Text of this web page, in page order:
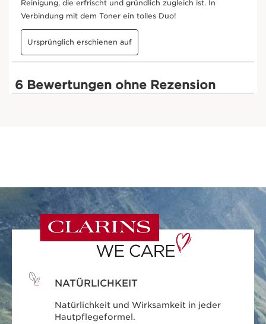
NATÜRLICHKEIT
Natürlichkeit und Wirksamkeit in jeder
Hautpflegeformel.